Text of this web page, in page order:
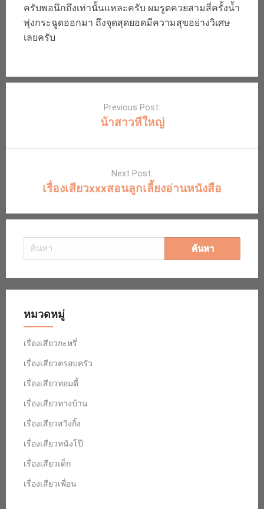
ครับพอนึกถึงเท่านั้นแหละครับ ผมรูดควยสามสี่ครั้งน้ำ
พุ่งกระฉูดออกมา ถึงจุดสุดยอดมีความสุขอย่างวิเศษ
เลยครับ
Previous Post:
น้าสาวหีใหญ่
Next Post:
เรื่องเสียวxxxสอนลูกเลี้ยงอ่านหนังสือ
ค้นหา
สำหรับ:
หมวดหมู่
เรื่องเสียวกะหรี่
เรื่องเสียวครอบครัว
เรื่องเสียวทอมดี้
เรื่องเสียวทางบ้าน
เรื่องเสียวสวิงกิ้ง
เรื่องเสียวหนังโป๊
เรื่องเสียวเด็ก
เรื่องเสียวเพื่อน